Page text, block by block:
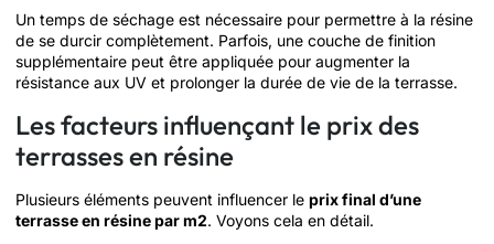
Un temps de séchage est nécessaire pour permettre à la résine
de se durcir complètement. Parfois, une couche de finition
supplémentaire peut être appliquée pour augmenter la
résistance aux UV et prolonger la durée de vie de la terrasse.
Les facteurs influençant le prix des
terrasses en résine
Plusieurs éléments peuvent influencer le prix final d’une
terrasse en résine par m2. Voyons cela en détail.